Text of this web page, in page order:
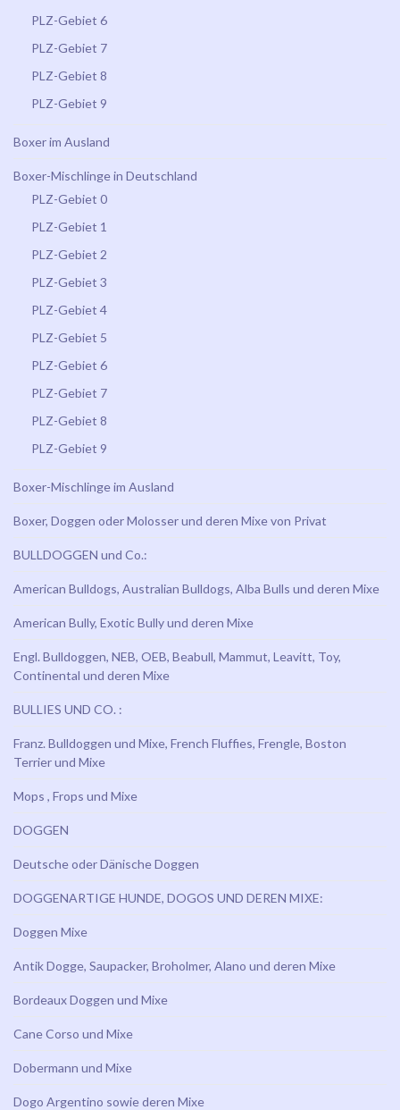
PLZ-Gebiet 6
PLZ-Gebiet 7
PLZ-Gebiet 8
PLZ-Gebiet 9
Boxer im Ausland
Boxer-Mischlinge in Deutschland
PLZ-Gebiet 0
PLZ-Gebiet 1
PLZ-Gebiet 2
PLZ-Gebiet 3
PLZ-Gebiet 4
PLZ-Gebiet 5
PLZ-Gebiet 6
PLZ-Gebiet 7
PLZ-Gebiet 8
PLZ-Gebiet 9
Boxer-Mischlinge im Ausland
Boxer, Doggen oder Molosser und deren Mixe von Privat
BULLDOGGEN und Co.:
American Bulldogs, Australian Bulldogs, Alba Bulls und deren Mixe
American Bully, Exotic Bully und deren Mixe
Engl. Bulldoggen, NEB, OEB, Beabull, Mammut, Leavitt, Toy,
Continental und deren Mixe
BULLIES UND CO. :
Franz. Bulldoggen und Mixe, French Fluffies, Frengle, Boston
Terrier und Mixe
Mops , Frops und Mixe
DOGGEN
Deutsche oder Dänische Doggen
DOGGENARTIGE HUNDE, DOGOS UND DEREN MIXE:
Doggen Mixe
Antik Dogge, Saupacker, Broholmer, Alano und deren Mixe
Bordeaux Doggen und Mixe
Cane Corso und Mixe
Dobermann und Mixe
Dogo Argentino sowie deren Mixe